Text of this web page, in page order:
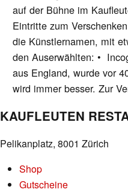
auf der Bühne im
Eintritte zum
die Künstlernamen, mit
den Auserwählten: •
aus England, wurde vor
wird immer besser. Zur
KAUFLEUTEN
Pelikanplatz, 8001 Zürich
Shop
Gutscheine